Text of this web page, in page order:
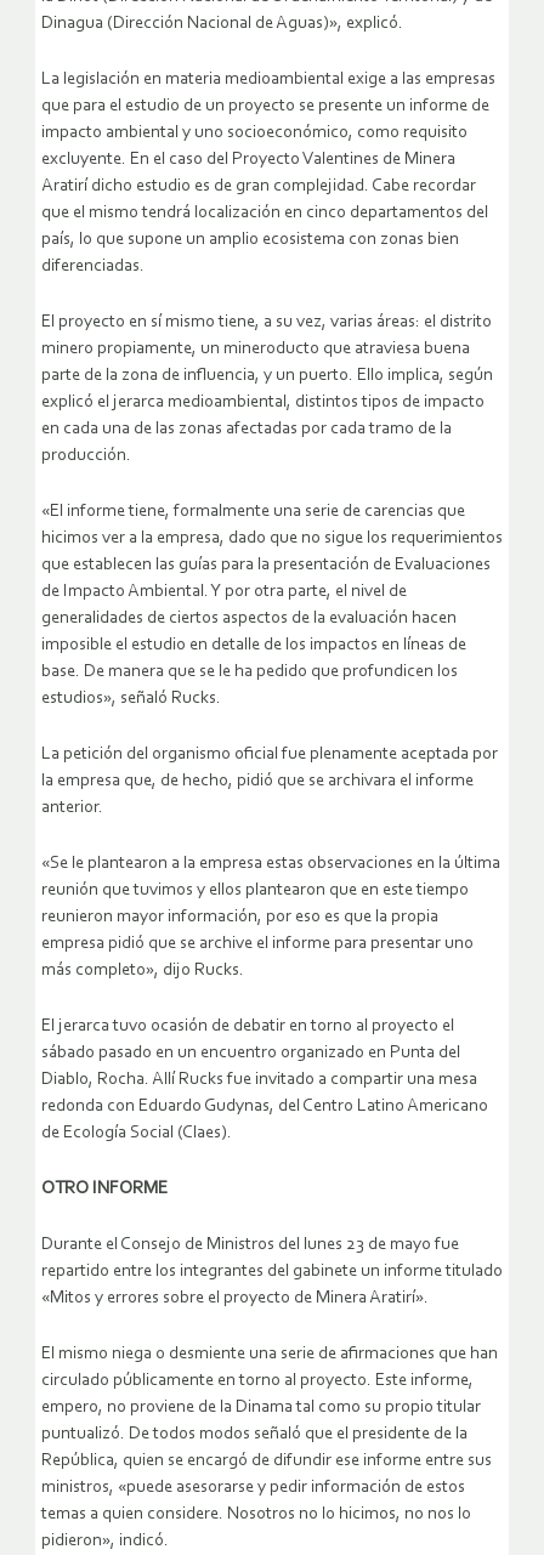
Dinagua (Dirección Nacional de Aguas)», explicó.
La legislación en materia medioambiental exige a las empresas
que para el estudio de un proyecto se presente un informe de
impacto ambiental y uno socioeconómico, como requisito
excluyente. En el caso del Proyecto Valentines de Minera
Aratirí dicho estudio es de gran complejidad. Cabe recordar
que el mismo tendrá localización en cinco departamentos del
país, lo que supone un amplio ecosistema con zonas bien
diferenciadas.
El proyecto en sí mismo tiene, a su vez, varias áreas: el distrito
minero propiamente, un mineroducto que atraviesa buena
parte de la zona de influencia, y un puerto. Ello implica, según
explicó el jerarca medioambiental, distintos tipos de impacto
en cada una de las zonas afectadas por cada tramo de la
producción.
«El informe tiene, formalmente una serie de carencias que
hicimos ver a la empresa, dado que no sigue los requerimientos
que establecen las guías para la presentación de Evaluaciones
de Impacto Ambiental. Y por otra parte, el nivel de
generalidades de ciertos aspectos de la evaluación hacen
imposible el estudio en detalle de los impactos en líneas de
base. De manera que se le ha pedido que profundicen los
estudios», señaló Rucks.
La petición del organismo oficial fue plenamente aceptada por
la empresa que, de hecho, pidió que se archivara el informe
anterior.
«Se le plantearon a la empresa estas observaciones en la última
reunión que tuvimos y ellos plantearon que en este tiempo
reunieron mayor información, por eso es que la propia
empresa pidió que se archive el informe para presentar uno
más completo», dijo Rucks.
El jerarca tuvo ocasión de debatir en torno al proyecto el
sábado pasado en un encuentro organizado en Punta del
Diablo, Rocha. Allí Rucks fue invitado a compartir una mesa
redonda con Eduardo Gudynas, del Centro Latino Americano
de Ecología Social (Claes).
OTRO INFORME
Durante el Consejo de Ministros del lunes 23 de mayo fue
repartido entre los integrantes del gabinete un informe titulado
«Mitos y errores sobre el proyecto de Minera Aratirí».
El mismo niega o desmiente una serie de afirmaciones que han
circulado públicamente en torno al proyecto. Este informe,
empero, no proviene de la Dinama tal como su propio titular
puntualizó. De todos modos señaló que el presidente de la
República, quien se encargó de difundir ese informe entre sus
ministros, «puede asesorarse y pedir información de estos
temas a quien considere. Nosotros no lo hicimos, no nos lo
pidieron», indicó.